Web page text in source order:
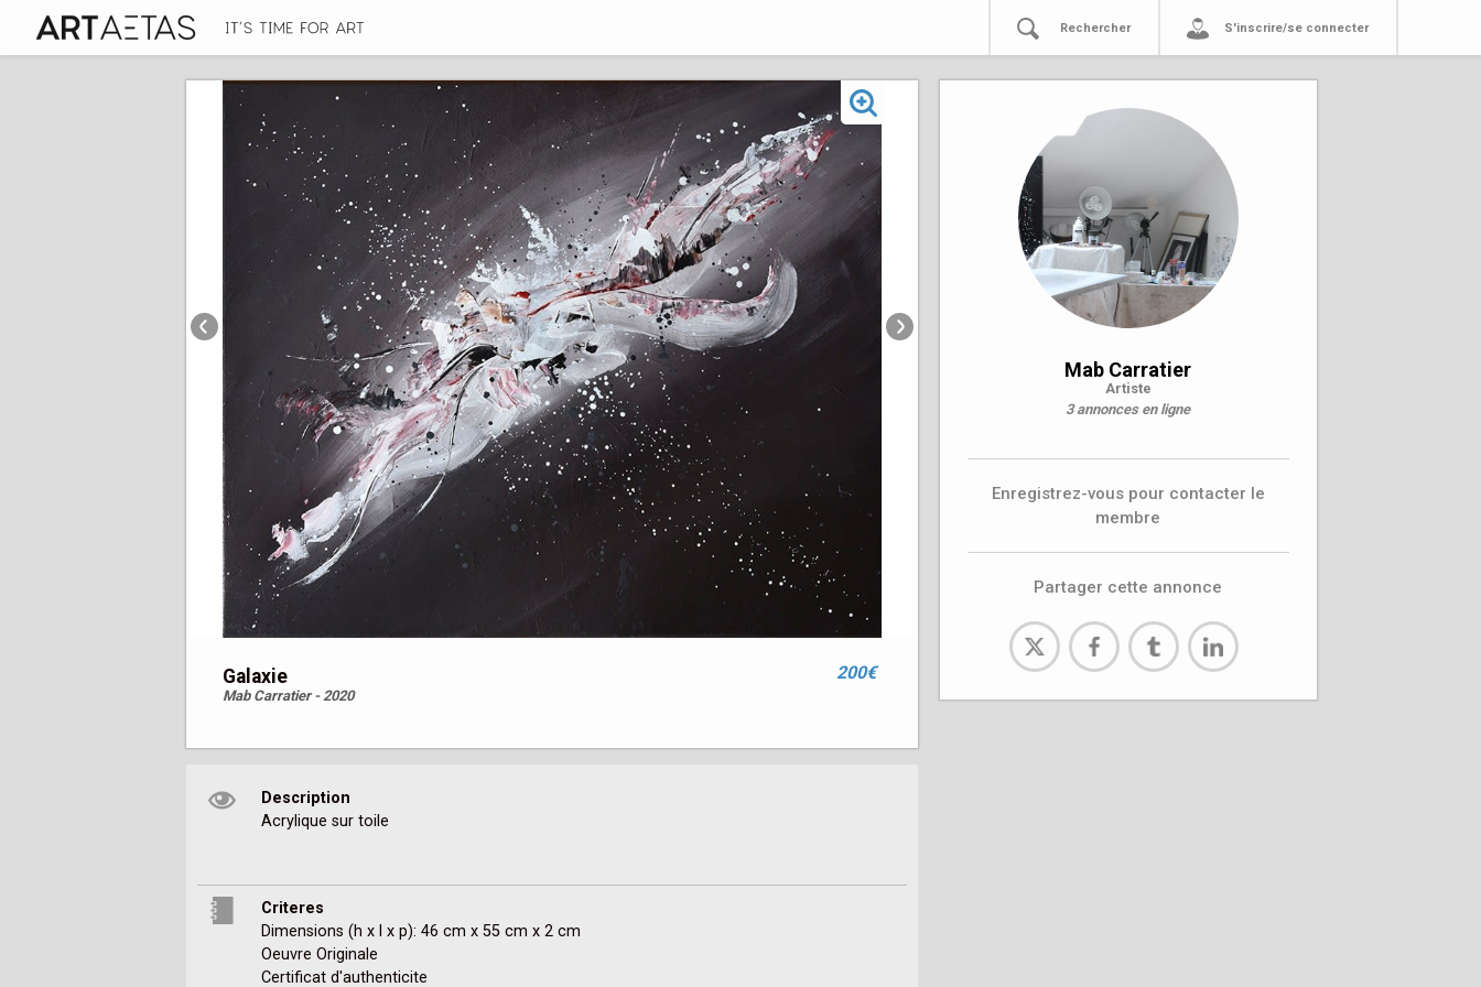
Rechercher S'inscrire/se connecter
Galaxie
Mab Carratier - 2020
200€
Description
Acrylique sur toile
Criteres
Dimensions (h x l x p): 46 cm x 55 cm x 2 cm
Oeuvre Originale
Certificat d'authenticite
Mab Carratier
Artiste
3 annonces en ligne
Enregistrez-vous pour contacter le
membre
Partager cette annonce